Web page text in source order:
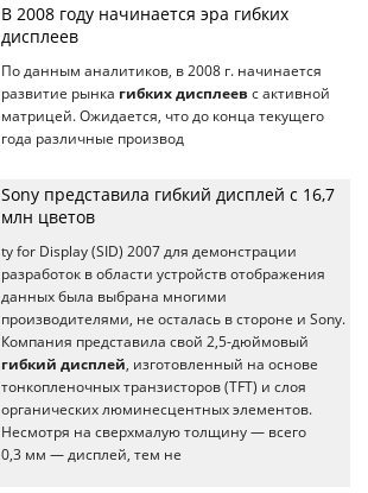
В 2008 году начинается эра гибких
дисплеев
По данным аналитиков, в 2008 г. начинается
развитие рынка гибких дисплеев с активной
матрицей. Ожидается, что до конца текущего
года различные производ
Sony представила гибкий дисплей с 16,7
млн цветов
ty for Display (SID) 2007 для демонстрации
разработок в области устройств отображения
данных была выбрана многими
производителями, не осталась в стороне и Sony.
Компания представила свой 2,5-дюймовый
гибкий дисплей, изготовленный на основе
тонкопленочных транзисторов (TFT) и слоя
органических люминесцентных элементов.
Несмотря на сверхмалую толщину — всего
0,3 мм — дисплей, тем не